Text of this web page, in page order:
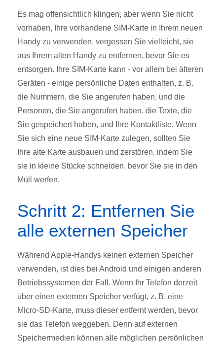
Es mag offensichtlich klingen, aber wenn Sie nicht
vorhaben, Ihre vorhandene SIM-Karte in Ihrem neuen
Handy zu verwenden, vergessen Sie vielleicht, sie
aus Ihrem alten Handy zu entfernen, bevor Sie es
entsorgen. Ihre SIM-Karte kann - vor allem bei älteren
Geräten - einige persönliche Daten enthalten, z. B.
die Nummern, die Sie angerufen haben, und die
Personen, die Sie angerufen haben, die Texte, die
Sie gespeichert haben, und Ihre Kontaktliste. Wenn
Sie sich eine neue SIM-Karte zulegen, sollten Sie
Ihre alte Karte ausbauen und zerstören, indem Sie
sie in kleine Stücke schneiden, bevor Sie sie in den
Müll werfen.
Schritt 2: Entfernen Sie
alle externen Speicher
Während Apple-Handys keinen externen Speicher
verwenden, ist dies bei Android und einigen anderen
Betriebssystemen der Fall. Wenn Ihr Telefon derzeit
über einen externen Speicher verfügt, z. B. eine
Micro-SD-Karte, muss dieser entfernt werden, bevor
sie das Telefon weggeben. Denn auf externen
Speichermedien können alle möglichen persönlichen